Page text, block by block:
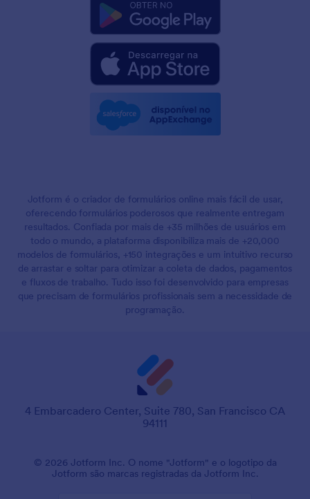
Jotform é o criador de formulários online mais fácil de usar,
oferecendo formulários poderosos que realmente entregam
resultados. Confiada por mais de +35 milhões de usuários em
todo o mundo, a plataforma disponibiliza mais de +20,000
modelos de formulários, +150 integrações e um intuitivo recurso
de arrastar e soltar para otimizar a coleta de dados, pagamentos
e fluxos de trabalho. Tudo isso foi desenvolvido para empresas
que precisam de formulários profissionais sem a necessidade de
programação.
4 Embarcadero Center, Suite 780, San Francisco CA
94111
© 2026 Jotform Inc. O nome "Jotform" e o logotipo da
Jotform são marcas registradas da Jotform Inc.